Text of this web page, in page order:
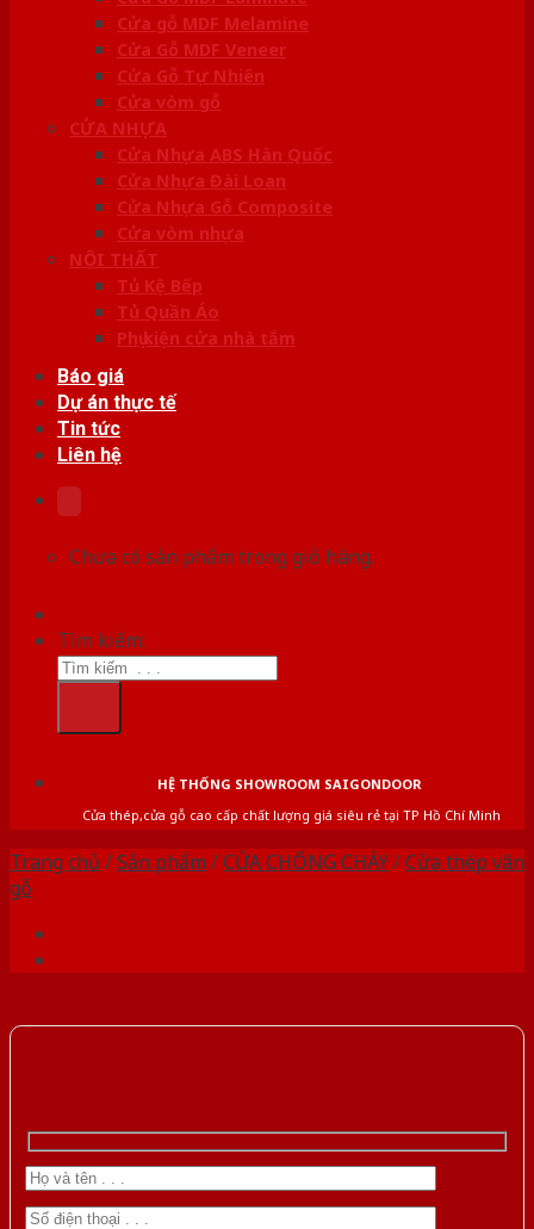
Cửa gỗ MDF Melamine
Cửa Gỗ MDF Veneer
Cửa Gỗ Tự Nhiên
Cửa vòm gỗ
CỬA NHỰA
Cửa Nhựa ABS Hàn Quốc
Cửa Nhựa Đài Loan
Cửa Nhựa Gỗ Composite
Cửa vòm nhựa
NỘI THẤT
Tủ Kệ Bếp
Tủ Quần Áo
Phụ kiện cửa nhà tắm
Báo giá
Dự án thực tế
Tin tức
Liên hệ
Chưa có sản phẩm trong giỏ hàng.
Tìm kiếm:
HỆ THỐNG SHOWROOM SAIGONDOOR
Cửa thép,cửa gỗ cao cấp chất lượng giá siêu rẻ tại TP Hồ Chí Minh
Trang chủ /Sản phẩm /CỬA CHỐNG CHÁY/Cửa thép vân
gỗ